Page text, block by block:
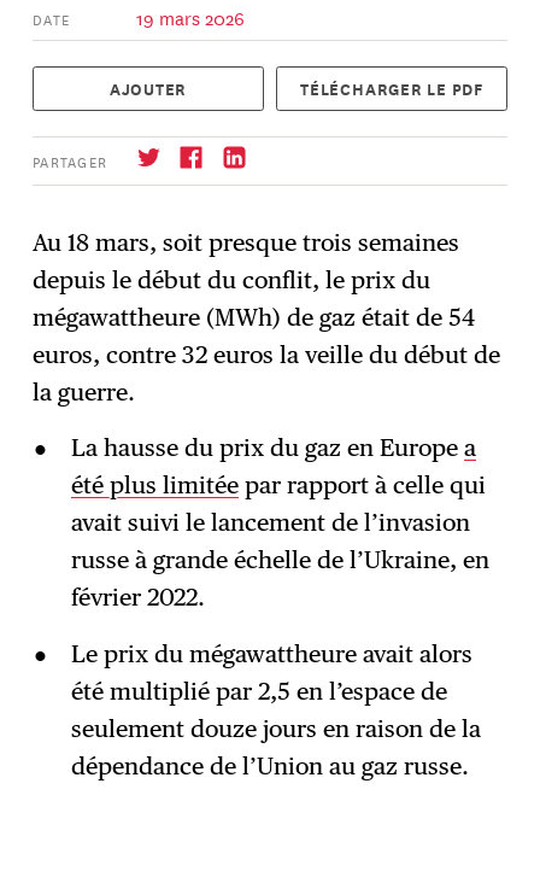
DATE 19 mars 2026
AJOUTER TÉLÉCHARGER LE PDF
PARTAGER
→ S'abonner
Au 18 mars, soit presque trois semaines
depuis le début du conflit, le prix du
mégawattheure (MWh) de gaz était de 54
euros, contre 32 euros la veille du début de
la guerre.
La hausse du prix du gaz en Europe a
été plus limitéepar rapport à celle qui
avait suivi le lancement de l’invasion
russe à grande échelle de l’Ukraine, en
février 2022.
Le prix du mégawattheure avait alors
été multiplié par 2,5 en l’espace de
seulement douze jours en raison de la
dépendance de l’Union au gaz russe.